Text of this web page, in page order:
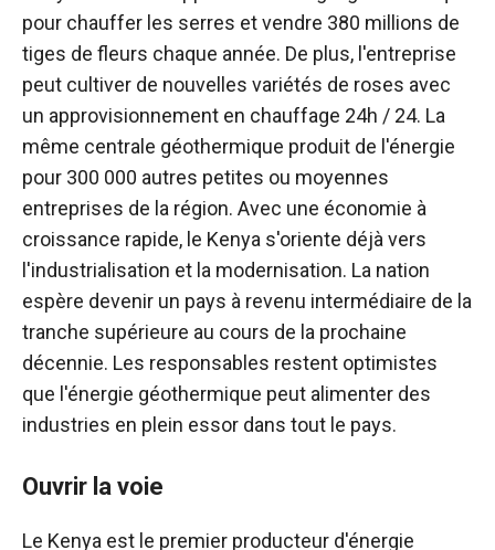
pour chauffer les serres et vendre 380 millions de
tiges de fleurs chaque année. De plus, l'entreprise
peut cultiver de nouvelles variétés de roses avec
un approvisionnement en chauffage 24h / 24. La
même centrale géothermique produit de l'énergie
pour 300 000 autres petites ou moyennes
entreprises de la région. Avec une économie à
croissance rapide, le Kenya s'oriente déjà vers
l'industrialisation et la modernisation. La nation
espère devenir un pays à revenu intermédiaire de la
tranche supérieure au cours de la prochaine
décennie. Les responsables restent optimistes
que l'énergie géothermique peut alimenter des
industries en plein essor dans tout le pays.
Ouvrir la voie
Le Kenya est le premier producteur d'énergie